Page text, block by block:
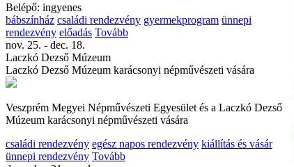
Belépő: ingyenes
bábszínház családi rendezvény gyermekprogram ünnepi
rendezvény előadás Tovább
nov. 25. - dec. 18.
Laczkó Dezső Múzeum
Laczkó Dezső Múzeum karácsonyi népművészeti vására
Veszprém Megyei Népművészeti Egyesület és a Laczkó Dezső
Múzeum karácsonyi népművészeti vására
családi rendezvény egész napos rendezvény kiállítás és vásár
ünnepi rendezvény Tovább